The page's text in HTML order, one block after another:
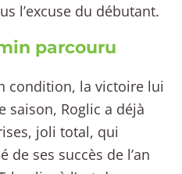
l’excuse du débutant.
parcouru
condition, la victoire lui
saison, Roglic a déjà
joli total, qui
ses succès de l’an